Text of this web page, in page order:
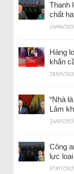
Thanh
chất
16/06/
Hàng
khẩn
28/05/
“Nhà
Lâm
24/05/
Công
lực
07/07/